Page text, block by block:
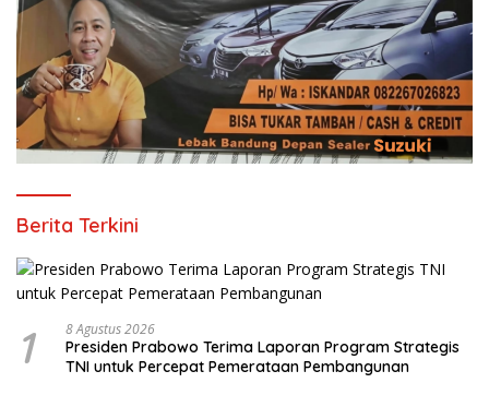
Berita Terkini
1 8 Agustus 2026
Presiden Prabowo Terima Laporan Program Strategis
TNI untuk Percepat Pemerataan Pembangunan